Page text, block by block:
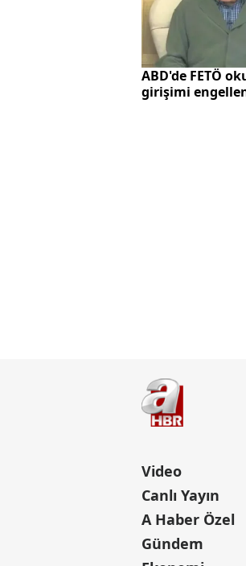
ABD'de FETÖ
girişimi
Video
Canlı Yayın
A Haber Özel
Gündem